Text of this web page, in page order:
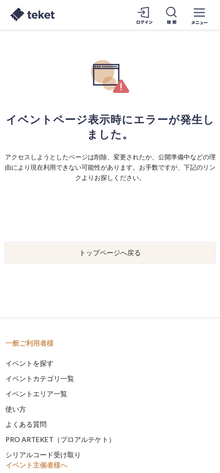
イベントページ表示時にエラーが発生し
ました。
アクセスしようとしたページは削除、変更されたか、公開準備中などの理
由により現在利用できない可能性があります。お手数ですが、下記のリン
クよりお探しください。
トップページへ戻る
一般ご利用者様
イベントを探す
イベントカテゴリ一覧
イベントエリア一覧
使い方
よくある質問
PRO ARTEKET（プロアルテケト）
シリアルコード受け取り
イベント主催者様へ